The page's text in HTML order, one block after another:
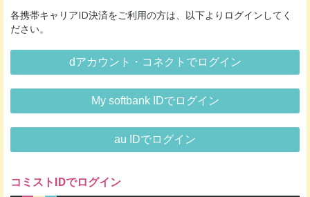
各携帯キャリアID決済をご利用の方は、以下よりログインしてく
ださい。
dアカウント・コネクトでログイン
My softbank IDでログイン
au IDでログイン
コミストIDでログイン